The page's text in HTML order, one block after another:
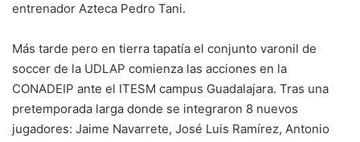
entrenador Azteca Pedro Tani.
Más tarde pero en tierra tapatía el conjunto varonil de
soccer de la UDLAP comienza las acciones en la
CONADEIP ante el ITESM campus Guadalajara. Tras una
pretemporada larga donde se integraron 8 nuevos
jugadores: Jaime Navarrete, José Luis Ramírez, Antonio